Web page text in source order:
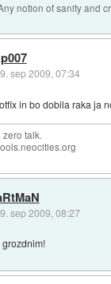
notion of sanity and
sep 2009, 07:34
in bo dobila raka ja
zero talk.
sep 2009, 08:27